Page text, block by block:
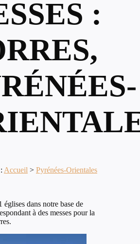
:
Accueil > Pyrénées-Orientales
églises dans notre base de
à des messes pour la